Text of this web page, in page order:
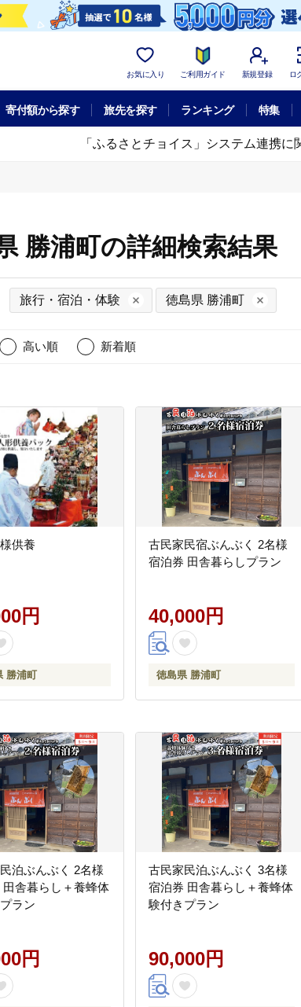
お気に入り ご利用ガイド 新規登録 ロ
寄付額から探す 旅先を探す ランキング 特集
「ふるさとチョイス」システム連携に
勝浦町の詳細検索結果
旅行・宿泊・体験 徳島県 勝浦町
高い順 新着順
供養
円
勝浦町
古民家民宿ぶんぶく 2名様
宿泊券 田舎暮らしプラン
40,000円
徳島県 勝浦町
泊ぶんぶく 2名様
田舎暮らし＋養蜂体
ラン
円
古民家民泊ぶんぶく 3名様
宿泊券 田舎暮らし＋養蜂体
験付きプラン
90,000円